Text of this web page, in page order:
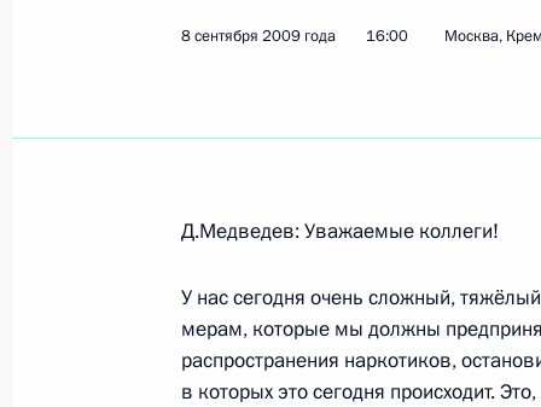
11 сентября 2009 года, 14:00 Оренбург
Рабочая встреча с губернатором
Алексеем Чернышевым
8 сентября 2009 года 16:00 Москва,
Д.Медведев: Уважаемые коллеги!
У нас сегодня очень сложный,
мерам, которые мы должны
распространения наркотиков,
в которых это сегодня происходит.